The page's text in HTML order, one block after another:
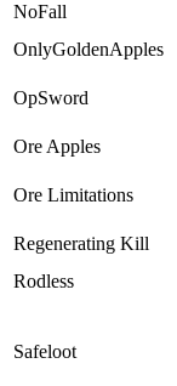
NoFall
OnlyGoldenApples
OpSword
Ore Apples
Ore Limitations
Regenerating Kill
Rodless
Safeloot